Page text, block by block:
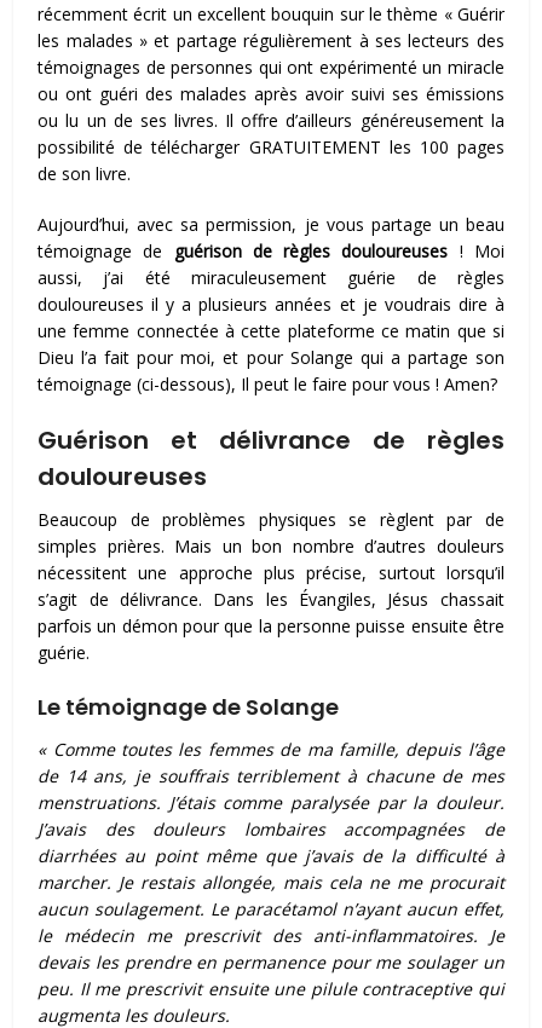
récemment écrit un excellent bouquin sur le thème « Guérir
les malades » et partage régulièrement à ses lecteurs des
témoignages de personnes qui ont expérimenté un miracle
ou ont guéri des malades après avoir suivi ses émissions
ou lu un de ses livres. Il offre d’ailleurs généreusement la
possibilité de télécharger GRATUITEMENT les 100 pages
de son livre.
Aujourd’hui, avec sa permission, je vous partage un beau
témoignage de guérison de règles douloureuses ! Moi
aussi, j’ai été miraculeusement guérie de règles
douloureuses il y a plusieurs années et je voudrais dire à
une femme connectée à cette plateforme ce matin que si
Dieu l’a fait pour moi, et pour Solange qui a partage son
témoignage (ci-dessous), Il peut le faire pour vous ! Amen?
Guérison et délivrance de règles
douloureuses
Beaucoup de problèmes physiques se règlent par de
simples prières. Mais un bon nombre d’autres douleurs
nécessitent une approche plus précise, surtout lorsqu’il
s’agit de délivrance. Dans les Évangiles, Jésus chassait
parfois un démon pour que la personne puisse ensuite être
guérie.
Le témoignage de Solange
« Comme toutes les femmes de ma famille, depuis l’âge
de 14 ans, je souffrais terriblement à chacune de mes
menstruations. J’étais comme paralysée par la douleur.
J’avais des douleurs lombaires accompagnées de
diarrhées au point même que j’avais de la difficulté à
marcher. Je restais allongée, mais cela ne me procurait
aucun soulagement. Le paracétamol n’ayant aucun effet,
le médecin me prescrivit des anti-inflammatoires. Je
devais les prendre en permanence pour me soulager un
peu. Il me prescrivit ensuite une pilule contraceptive qui
augmenta les douleurs.